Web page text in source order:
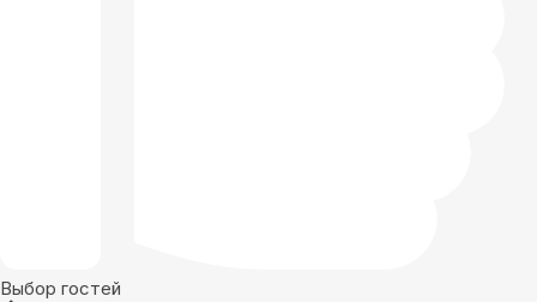
Выбор гостей